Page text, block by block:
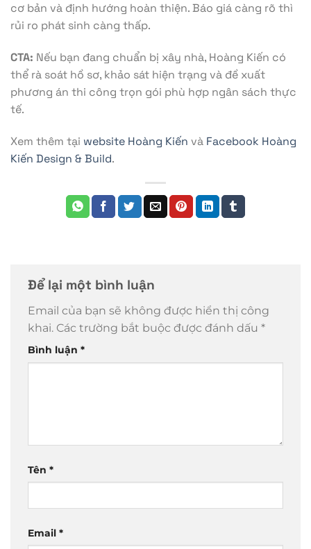
cơ bản và định hướng hoàn thiện. Báo giá càng rõ thì
rủi ro phát sinh càng thấp.
CTA: Nếu bạn đang chuẩn bị xây nhà, Hoàng Kiến có
thể rà soát hồ sơ, khảo sát hiện trạng và đề xuất
phương án thi công trọn gói phù hợp ngân sách thực
tế.
Xem thêm tại website Hoàng Kiến và Facebook Hoàng
Kiến Design & Build.
Để lại một bình luận
Email của bạn sẽ không được hiển thị công
khai. Các trường bắt buộc được đánh dấu *
Bình luận *
Tên *
Email *